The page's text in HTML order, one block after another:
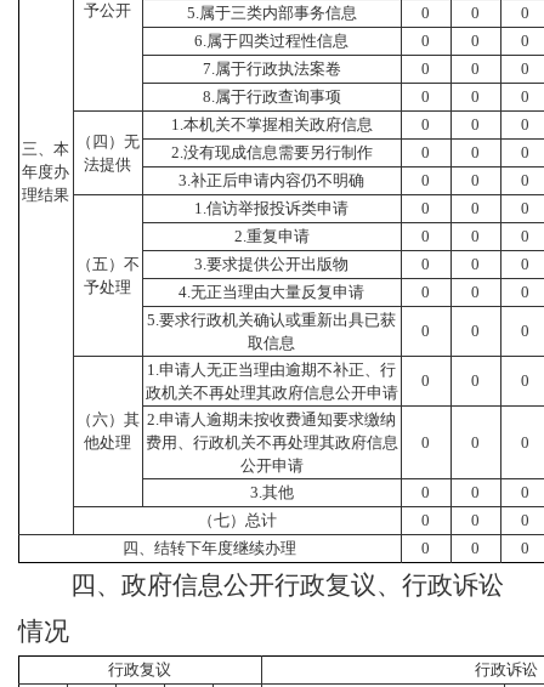
三、本
年度办
理结果
予公开
5.属于三类内部事务信息
0 0
0
6.属于四类过程性信息
0 0
0
7.属于行政执法案卷
0 0
0
8.属于行政查询事项
0 0 0
（四）无
法提供
1.本机关不掌握相关政府信息 0 0
0
2.没有现成信息需要另行制作
0 0
0
3.补正后申请内容仍不明确
0 0 0
（五）不
予处理
1.信访举报投诉类申请 0 0
0
2.重复申请
0 0
0
3.要求提供公开出版物
0 0
0
4.无正当理由大量反复申请
0 0
0
5.要求行政机关确认或重新出具已获
取信息
0 0 0
（六）其
他处理
1.申请人无正当理由逾期不补正、行
政机关不再处理其政府信息公开申请
0 0 0
2.申请人逾期未按收费通知要求缴纳
费用、行政机关不再处理其政府信息
公开申请
0 0 0
3.其他 0 0
0
（七）总计
0 0
0
四、结转下年度继续办理
0 0 0
四、政府信息公开行政复议、行政诉讼
情况
行政复议 行政诉讼